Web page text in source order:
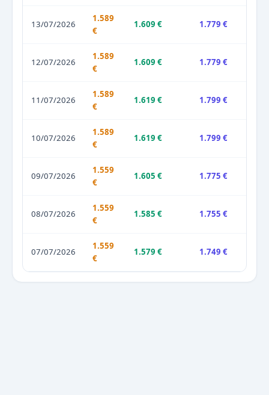
13/07/2026
1.589
€
1.609 € 1.779 €
12/07/2026
1.589
€
1.609 € 1.779 €
11/07/2026
1.589
€
1.619 € 1.799 €
10/07/2026
1.589
€
1.619 € 1.799 €
09/07/2026
1.559
€
1.605 € 1.775 €
08/07/2026
1.559
€
1.585 € 1.755 €
07/07/2026
1.559
€
1.579 € 1.749 €